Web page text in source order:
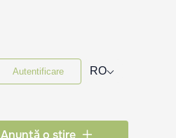
Autentificare RO⌵
Anunță o știre